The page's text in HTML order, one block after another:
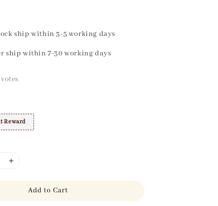
ship within 3-5 working days
ship within 7-30 working days
Reward
Add to Cart